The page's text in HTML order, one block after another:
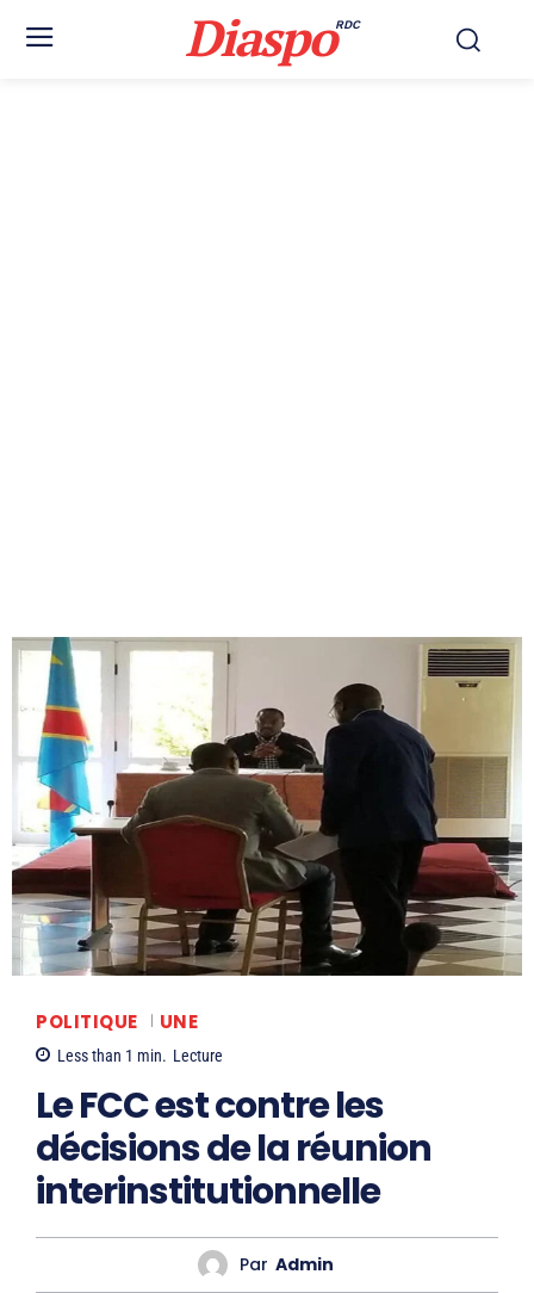
DiaspoRDC
POLITIQUE UNE
Less than 1 min. Lecture
Le FCC est contre les
décisions de la réunion
interinstitutionnelle
Par Admin